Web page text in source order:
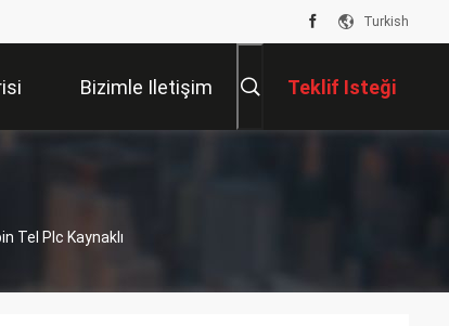
Turkish
Bizimle Iletişim Teklif Isteği
Tel Plc Kaynaklı